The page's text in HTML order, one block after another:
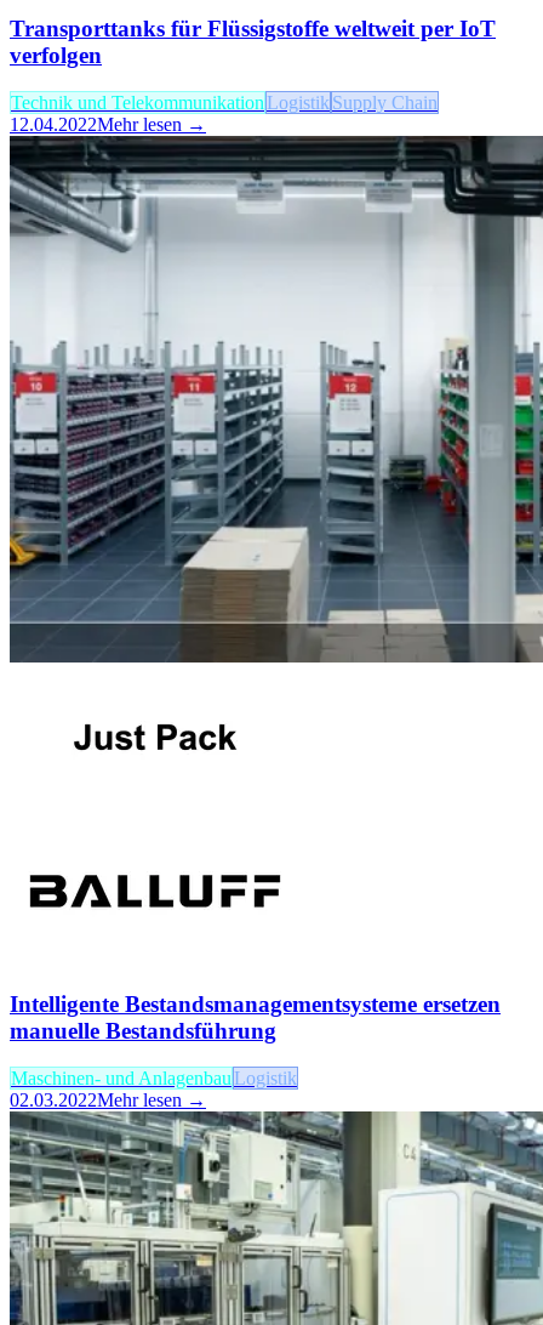
Transporttanks für Flüssigstoffe weltweit per IoT
verfolgen
Technik und Telekommunikation Logistik Supply Chain
12.04.2022Mehr lesen →
Intelligente Bestandsmanagementsysteme ersetzen
manuelle Bestandsführung
Maschinen- und Anlagenbau Logistik
02.03.2022Mehr lesen →